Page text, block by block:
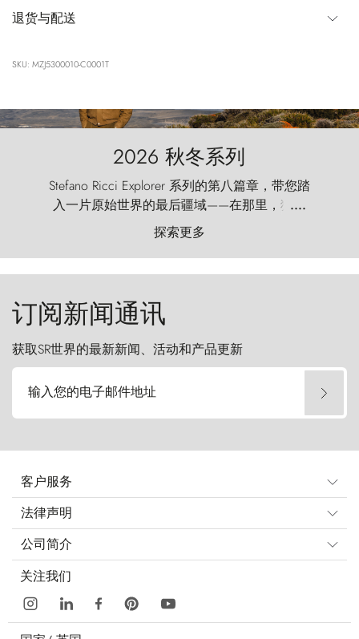
退货与配送
SKU: MZJ5300010-C0001T
2026 秋冬系列
Stefano Ricci Explorer 系列的第八篇章，带您踏
入一片原始世界的最后疆域——在那里，狂风
以远古的怒号雕琢着自然，而百内塔（Torres
del Paine）则宛如石砌的哨兵，傲然向苍穹发
起挑战。
....
探索更多
订阅新闻通讯
获取SR世界的最新新闻、活动和产品更新
输入您的电子邮件地址
客户服务
法律声明
公司简介
关注我们